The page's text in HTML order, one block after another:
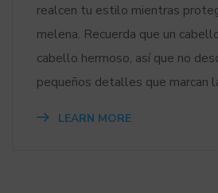
realcen tu estilo mientras
melena. Recuerda que un
cabello hermoso, así que no
pequeños detalles que marcan
LEARN MORE